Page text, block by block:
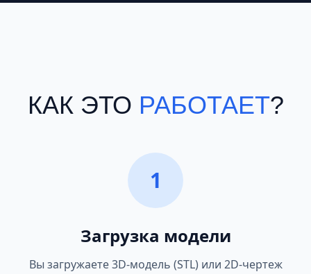
КАК ЭТО РАБОТАЕТ?
1
Загрузка модели
Вы загружаете 3D-модель (STL) или 2D-чертеж